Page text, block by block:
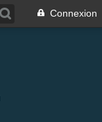
Connexion